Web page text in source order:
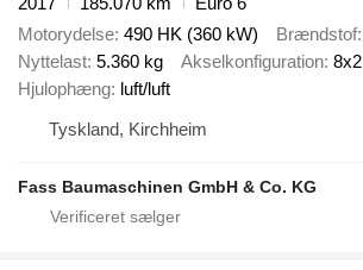
Motorydelse 490 HK (360 kW) Brændstof
Nyttelast 5.360 kg Akselkonfiguration 8x2
Hjulophæng luft/luft
Tyskland, Kirchheim
Fass Baumaschinen GmbH & Co. KG